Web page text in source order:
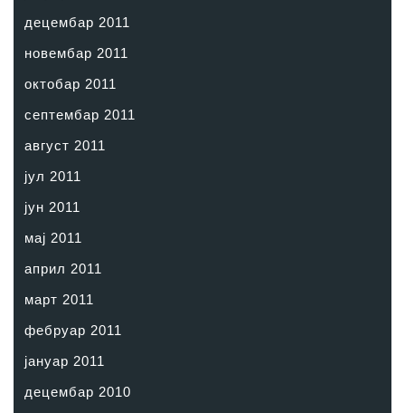
децембар 2011
новембар 2011
октобар 2011
септембар 2011
август 2011
јул 2011
јун 2011
мај 2011
април 2011
март 2011
фебруар 2011
јануар 2011
децембар 2010